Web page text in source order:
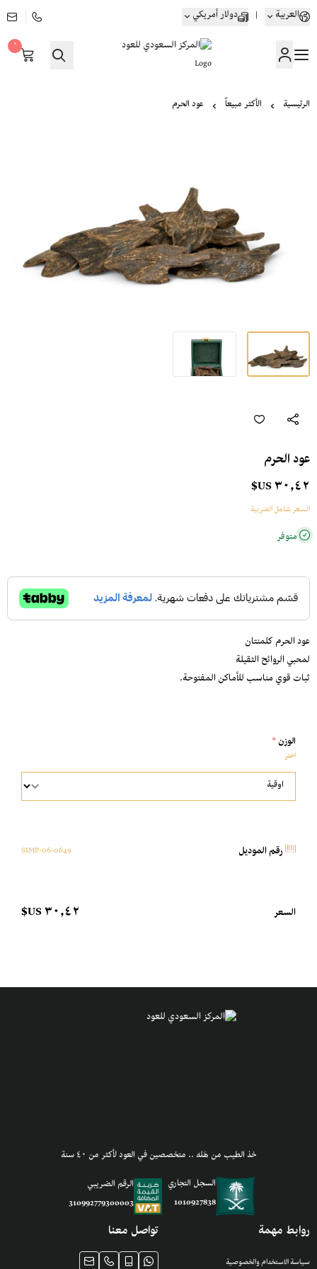
العربية | دولار أمريكي
المركز السعودي للعود
٠
الرئيسية الأكثر مبيعاً عود الحرم
عود الحرم
٣٠٫٤٢ US$
السعر شامل الضريبة
متوفر
عود الحرم كلمنتان
لمحبي الروائح الثقيلة
ثبات قوي مناسب للأماكن المفتوحة.
الوزن*
اختر
رقم الموديل 0649-SIMP-06
السعر ٣٠٫٤٢ US$
خذ الطيب من هَله .. متخصصين في العود لأكثر من ٤٠ سنة
السجل التجاري
1010927838
الرقم الضريبي
310992779300003
روابط مهمة
سياسة الاستخدام والخصوصية
تواصل معنا